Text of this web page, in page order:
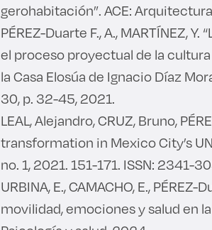
gerohabitación”. ACE:
PÉREZ-Duarte F., A., MARTÍNEZ,
el proceso proyectual de la
la Casa Elosúa de Ignacio Díaz
30, p. 32-45, 2021.
LEAL, Alejandro, CRUZ, Bruno,
transformation in Mexico City’s
no. 1, 2021. 151-171. ISSN:
URBINA, E., CAMACHO, E.,
movilidad, emociones y salud en